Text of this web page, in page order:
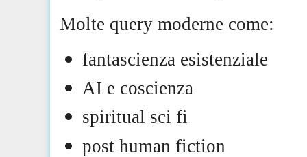
Molte query moderne come:
fantascienza esistenziale
AI e coscienza
spiritual sci fi
post human fiction